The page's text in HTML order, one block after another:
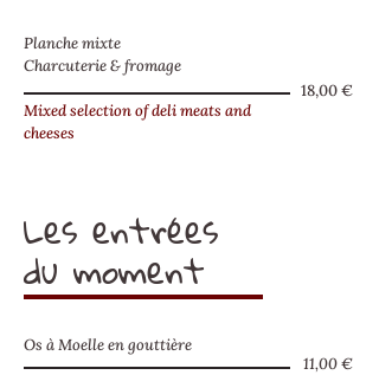
Planche mixte
Charcuterie & fromage
Mixed selection of deli meats and
cheeses
18,00 €
Les entrées
du moment
Os à Moelle en gouttière
11,00 €